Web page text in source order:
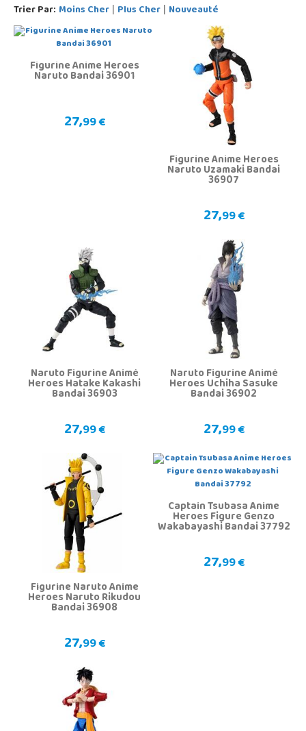
Trier Par: Moins Cher | Plus Cher | Nouveauté
Figurine Anime Heroes
Naruto Bandai 36901
27,99 €
Figurine Anime Heroes
Naruto Uzamaki Bandai
36907
27,99 €
Naruto Figurine Animé
Heroes Hatake Kakashi
Bandai 36903
27,99 €
Naruto Figurine Animé
Heroes Uchiha Sasuke
Bandai 36902
27,99 €
Figurine Naruto Anime
Heroes Naruto Rikudou
Bandai 36908
27,99 €
Captain Tsubasa Anime
Heroes Figure Genzo
Wakabayashi Bandai 37792
27,99 €